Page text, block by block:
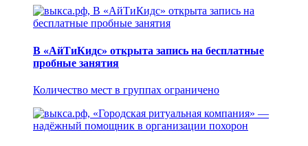
В «АйТиКидс» открыта запись на бесплатные
пробные занятия
Количество мест в группах ограничено